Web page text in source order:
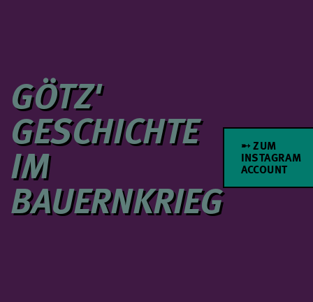
GÖTZ'
GESCHICHTE
IM
BAUERNKRIEG
➸ ZUM
INSTAGRAM
ACCOUNT